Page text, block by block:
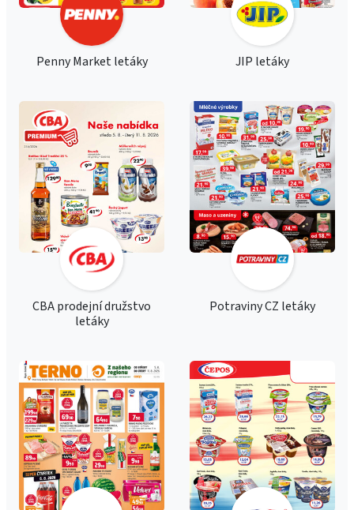
Penny Market letáky JIP letáky
CBA prodejní družstvo
letáky
Potraviny CZ letáky